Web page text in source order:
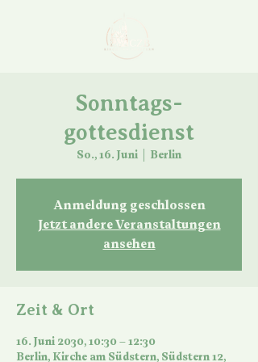
Sonntags-
gottesdienst
So., 16. Juni Berlin
Anmeldung geschlossen
Jetzt andere Veranstaltungen
ansehen
Zeit & Ort
16. Juni 2030, 10:30 – 12:30
Berlin, Kirche am Südstern, Südstern 12,